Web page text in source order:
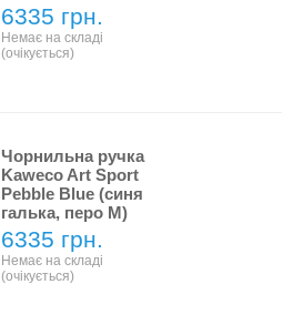
6335 грн.
Немає на складі
(очікується)
Чорнильна ручка
Kaweco Art Sport
Pebble Blue (синя
галька, перо M)
6335 грн.
Немає на складі
(очікується)